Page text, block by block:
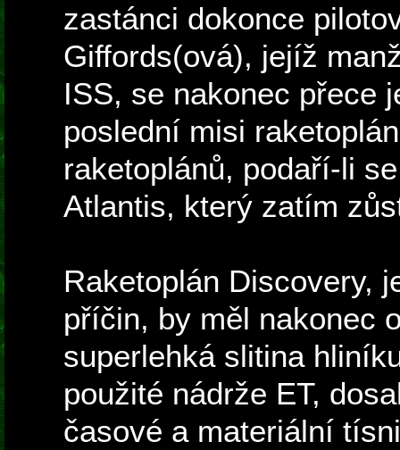
zastánci dokonce
Giffords(ová), jejíž
ISS, se nakonec přece
poslední misi
raketoplánů, podaří-li
Atlantis, který zatím
Raketoplán Discovery,
příčin, by měl nakonec
superlehká slitina
použité nádrže ET,
časové a materiální